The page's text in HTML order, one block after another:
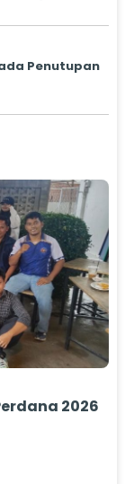
Penutupan
2026